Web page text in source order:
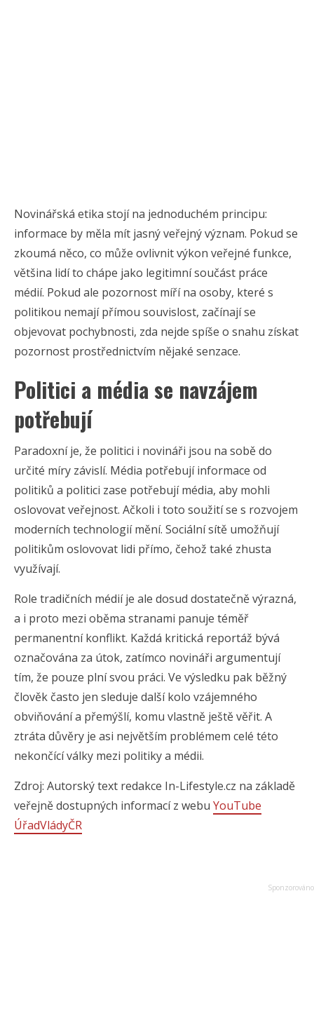
Novinářská etika stojí na jednoduchém principu:
informace by měla mít jasný veřejný význam. Pokud se
zkoumá něco, co může ovlivnit výkon veřejné funkce,
většina lidí to chápe jako legitimní součást práce
médií. Pokud ale pozornost míří na osoby, které s
politikou nemají přímou souvislost, začínají se
objevovat pochybnosti, zda nejde spíše o snahu získat
pozornost prostřednictvím nějaké senzace.
Politici a média se navzájem
potřebují
Paradoxní je, že politici i novináři jsou na sobě do
určité míry závislí. Média potřebují informace od
politiků a politici zase potřebují média, aby mohli
oslovovat veřejnost. Ačkoli i toto soužití se s rozvojem
moderních technologií mění. Sociální sítě umožňují
politikům oslovovat lidi přímo, čehož také zhusta
využívají.
Role tradičních médií je ale dosud dostatečně výrazná,
a i proto mezi oběma stranami panuje téměř
permanentní konflikt. Každá kritická reportáž bývá
označována za útok, zatímco novináři argumentují
tím, že pouze plní svou práci. Ve výsledku pak běžný
člověk často jen sleduje další kolo vzájemného
obviňování a přemýšlí, komu vlastně ještě věřit. A
ztráta důvěry je asi největším problémem celé této
nekončící války mezi politiky a médii.
Zdroj: Autorský text redakce In-Lifestyle.cz na základě
veřejně dostupných informací z webu YouTube
ÚřadVládyČR